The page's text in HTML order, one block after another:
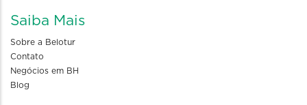
Saiba Mais
Sobre a Belotur
Contato
Negócios em BH
Blog